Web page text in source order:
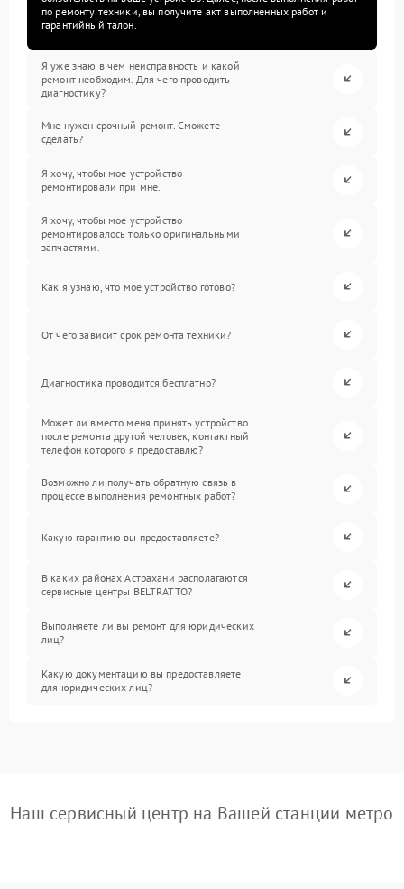
по ремонту техники, вы получите акт выполненных работ и
гарантийный талон.
Я уже знаю в чем неисправность и какой
ремонт необходим. Для чего проводить
диагностику?
Мне нужен срочный ремонт. Сможете
сделать?
Я хочу, чтобы мое устройство
ремонтировали при мне.
Я хочу, чтобы мое устройство
ремонтировалось только оригинальными
запчастями.
Как я узнаю, что мое устройство готово?
От чего зависит срок ремонта техники?
Диагностика проводится бесплатно?
Может ли вместо меня принять устройство
после ремонта другой человек, контактный
телефон которого я предоставлю?
Возможно ли получать обратную связь в
процессе выполнения ремонтных работ?
Какую гарантию вы предоставляете?
В каких районах Астрахани располагаются
сервисные центры BELTRATTO?
Выполняете ли вы ремонт для юридических
лиц?
Какую документацию вы предоставляете
для юридических лиц?
Наш сервисный центр на Вашей станции метро